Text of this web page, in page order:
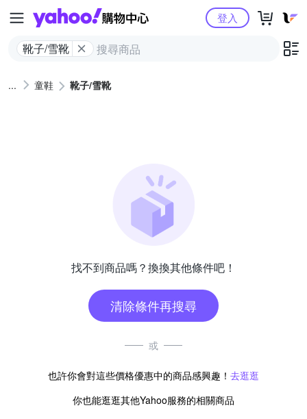
Yahoo購物中心
靴子/雪靴
登入
童鞋 靴子/雪靴
找不到商品嗎？換換其他條件吧！
清除條件再搜尋
或
也許你會對這些價格優惠中的商品感興趣！ 去逛逛
你也能逛逛其他Yahoo服務的相關商品